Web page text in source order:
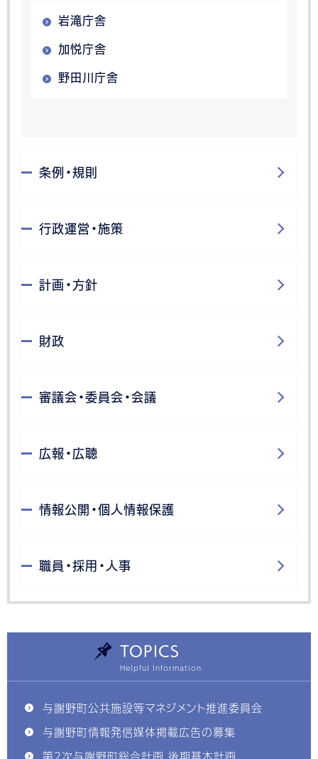
岩滝庁舎
加悦庁舎
野田川庁舎
条例・規則
行政運営・施策
計画・方針
財政
審議会・委員会・会議
広報・広聴
情報公開・個人情報保護
職員・採用・人事
TOPICS
与謝野町公共施設等マネジメント推進委員会
与謝野町情報発信媒体掲載広告の募集
第2次与謝野町総合計画 後期基本計画